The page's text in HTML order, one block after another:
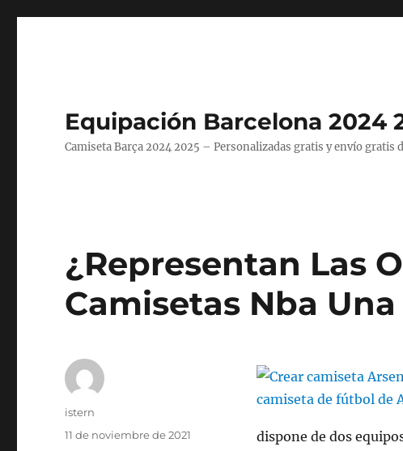
Equipación Barcelona 2024
Camiseta Barça 2024 2025 – Personalizadas gratis y envío
¿Representan Las
Camisetas Nba
dispone de dos
Autor
istern
Publicado
11 de noviembre de 2021